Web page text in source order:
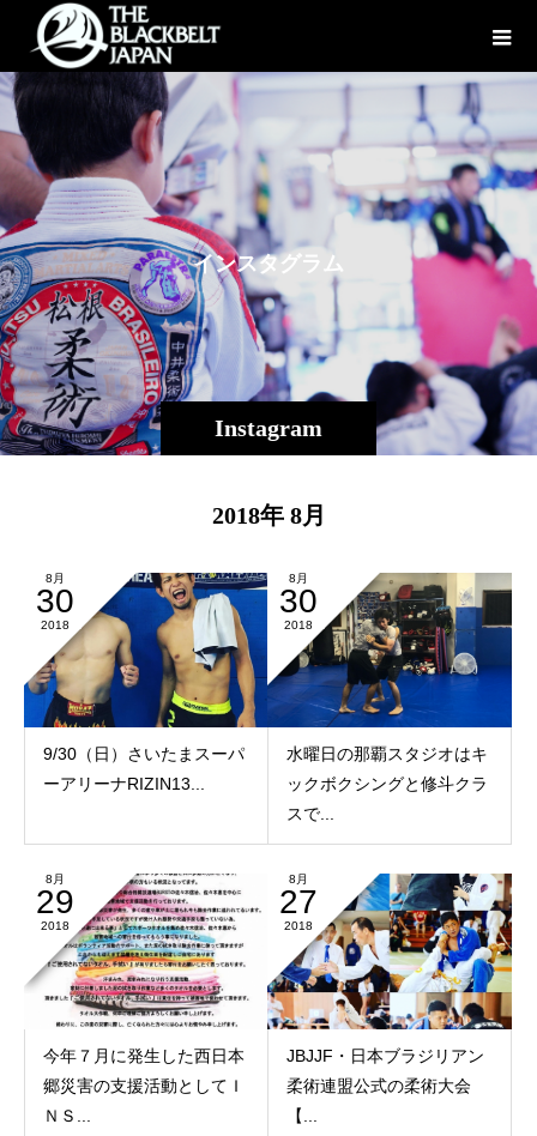
Instagram
インスタグラ ム
2018年 8月
8月
30
2018
9/30（日）さいたまスーパ
ーアリーナRIZIN13...
8月
30
2018
水曜日の那覇スタジオはキ
ックボクシングと修斗クラ
スで...
8月
29
2018
今年７月に発生した西日本
郷災害の支援活動としてＩ
ＮＳ...
8月
27
2018
JBJJF・日本ブラジリアン
柔術連盟公式の柔術大会
【...